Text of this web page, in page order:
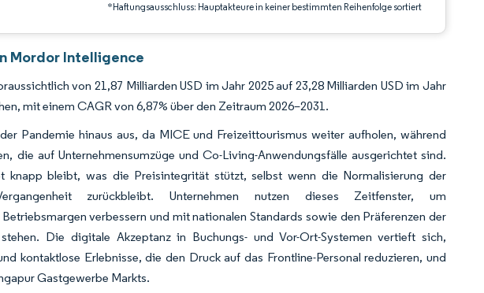
*Haftungsausschluss: Hauptakteure in keiner bestimmten Reihenfolge sortiert
Mordor Intelligence
von 21,87 Milliarden USD im Jahr 2025 auf 23,28 Milliarden USD im Jahr
mit einem CAGR von 6,87% über den Zeitraum 2026–2031.
Pandemie hinaus aus, da MICE und Freizeittourismus weiter aufholen, während
die auf Unternehmensumzüge und Co-Living-Anwendungsfälle ausgerichtet sind.
knapp bleibt, was die Preisintegrität stützt, selbst wenn die Normalisierung der
zurückbleibt. Unternehmen nutzen dieses Zeitfenster, um
verbessern und mit nationalen Standards sowie den Präferenzen der
Die digitale Akzeptanz in Buchungs- und Vor-Ort-Systemen vertieft sich,
kontaktlose Erlebnisse, die den Druck auf das Frontline-Personal reduzieren, und
Gastgewerbe Markts.